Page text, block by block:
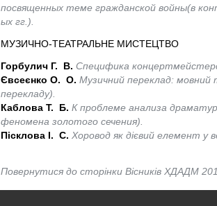
посвященных теме гражданской войны(в
ых гг.).
МУЗИЧНО-ТЕАТРАЛЬНЕ МИСТЕЦТВО
Горбулич Г. В. Специфика
Євсеєнко О. О. Музичний переклад: мовний
перекладу).
Каблова Т. Б. К проблеме анализа
феномена золотого сечения).
Пісклова І. С. Хоровод як дієвий елемент у
Повернутися до сторінки Вісників ХДАДМ